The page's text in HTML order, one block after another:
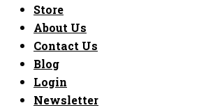
Store
About Us
Contact Us
Blog
Login
Newsletter